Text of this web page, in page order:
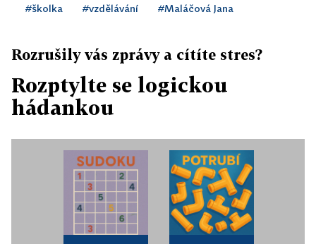
#školka #vzdělávání #Maláčová Jana
Rozrušily vás zprávy a cítíte stres?
Rozptylte se logickou
hádankou